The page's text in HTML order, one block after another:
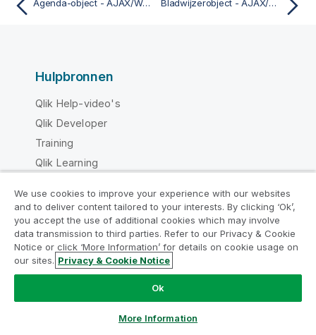
Agenda-object - AJAX/WebView Bladwijzerobject - AJAX/WebView
Hulpbronnen
Qlik Help-video's
Qlik Developer
Training
Qlik Learning
Bibliotheek met bronnen
Producten
GEGEVENSINTEGRATIE EN KWALITEIT
Neem deel aan het Analytics
Modernization Program
Moderniseer zonder uw waardevolle QlikView-apps op
het spel te zetten met het Analytics Modernization
Program.
ampquestions@qlik.com
We use cookies to improve your experience with our websites
and to deliver content tailored to your interests. By clicking ‘Ok’,
you accept the use of additional cookies which may involve
data transmission to third parties. Refer to our Privacy & Cookie
Notice or click ‘More Information’ for details on cookie usage on
our sites. Privacy & Cookie Notice
Ok
More Information